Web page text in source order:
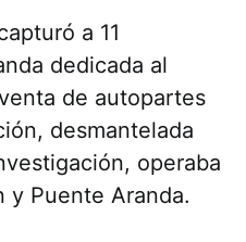
a 11
dedicada al
de autopartes
desmantelada
operaba
y Puente Aranda.